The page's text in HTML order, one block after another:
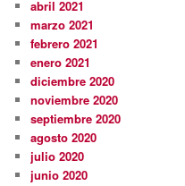
abril 2021
marzo 2021
febrero 2021
enero 2021
diciembre 2020
noviembre 2020
septiembre 2020
agosto 2020
julio 2020
junio 2020